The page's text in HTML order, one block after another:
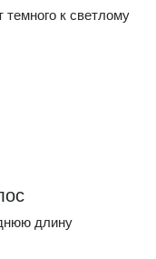
к светлому
длину